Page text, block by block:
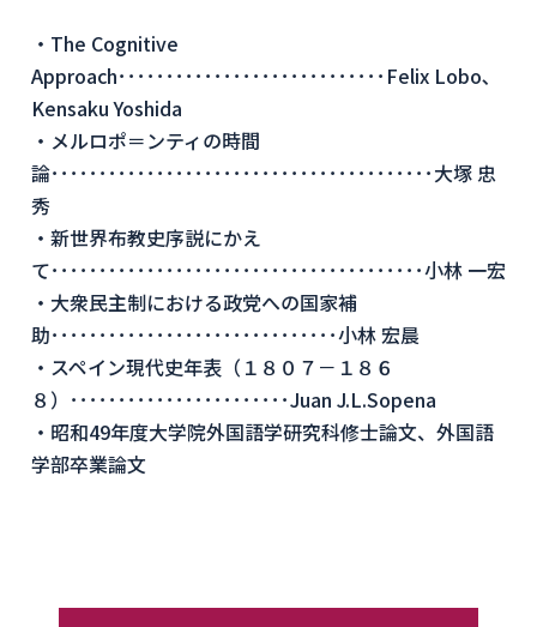
・The Cognitive
Approach････････････････････････････Felix Lobo､
Kensaku Yoshida
・メルロポ＝ンティの時間
論････････････････････････････････････････大塚 忠
秀
・新世界布教史序説にかえ
て･･･････････････････････････････････････小林 一宏
・大衆民主制における政党への国家補
助･･････････････････････････････小林 宏晨
・スペイン現代史年表（１８０７－１８６
８）･･･････････････････････Juan J.L.Sopena
・昭和49年度大学院外国語学研究科修士論文、外国語
学部卒業論文